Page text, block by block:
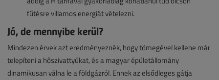
fűtésre villamos energiát vételezni.
Jó, de mennyibe kerül?
Mindezen érvek azt eredményeznék, hogy tömegével kellene már
telepíteni a hőszivattyúkat, és a magyar épületállomány
dinamikusan válna le a földgázról. Ennek az elsődleges gátja